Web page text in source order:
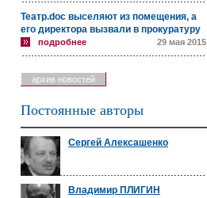
Театр.doc выселяют из помещения, а
его директора вызвали в прокуратуру
подробнее 29 мая 2015
архив новостей
Постоянные авторы
Сергей Алексашенко
Владимир ПЛИГИН